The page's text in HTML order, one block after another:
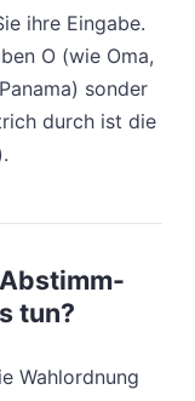
ihre Eingabe.
O (wie Oma,
sonder
durch ist die
tun?
Wahlordnung